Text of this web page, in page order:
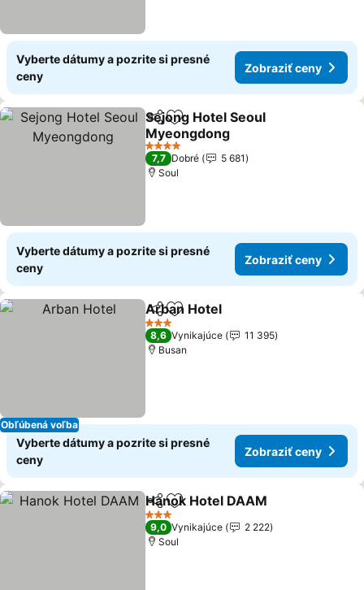
Vyberte dátumy a pozrite si presné
ceny
Zobraziť ceny
ZdieľaťPridať do obľúbených
Sejong Hotel Seoul
Myeongdong
4 Počet hviezdičiek
7,7 Dobré
5 681
Soul
Vyberte dátumy a pozrite si presné
ceny
Zobraziť ceny
Obľúbená voľba
ZdieľaťPridať do obľúbených
Arban Hotel
3 Počet hviezdičiek
8,6 Vynikajúce
11 395
Busan
Vyberte dátumy a pozrite si presné
ceny
Zobraziť ceny
ZdieľaťPridať do obľúbených
Hanok Hotel DAAM
3 Počet hviezdičiek
9,0 Vynikajúce
2 222
Soul